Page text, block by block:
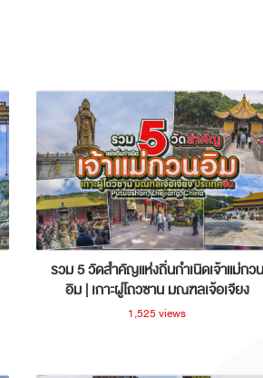
รวม 5 วัดสำคัญแห่งถิ่นกำเนิดเจ้าแม่กวน
อิม | เกาะผู่โถวซาน มณฑลเจ้อเจียง
ประเทศจีน
1,525 views